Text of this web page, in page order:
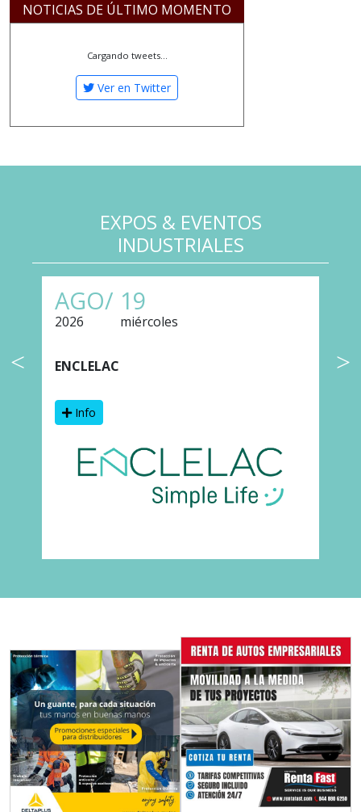
NOTICIAS DE ÚLTIMO MOMENTO
Cargando tweets...
Ver en Twitter
EXPOS & EVENTOS
INDUSTRIALES
AGO/
2026
19
miércoles
ENCLELAC
Info